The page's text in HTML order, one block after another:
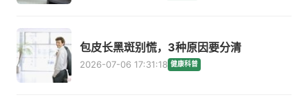
包皮长黑斑别慌，3种原因要分清
2026-07-06 17:31:18 健康科普